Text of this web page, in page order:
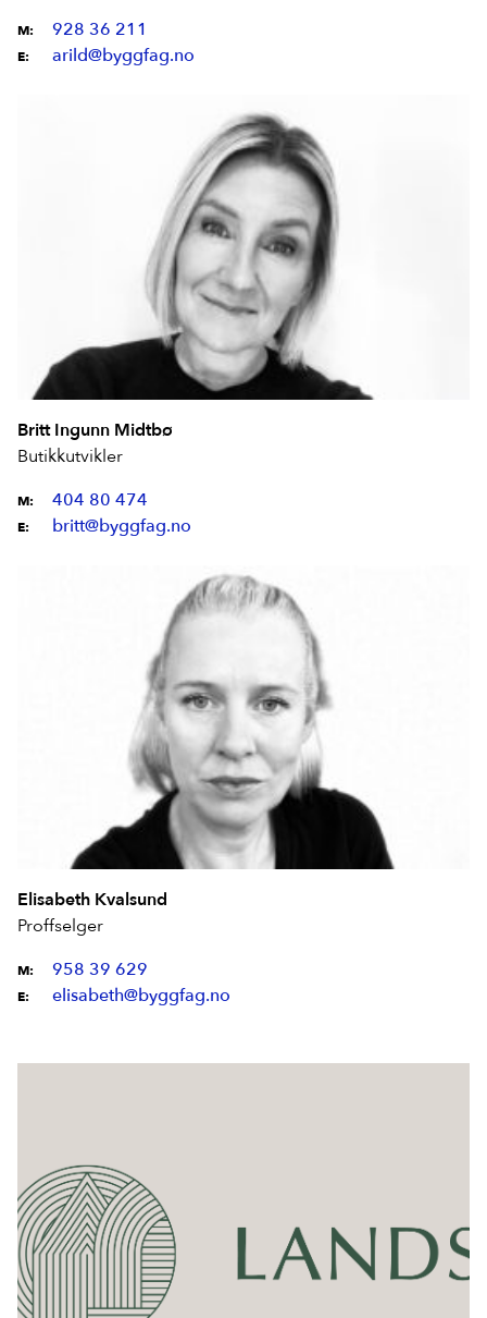
M: 928 36 211
E: arild@byggfag.no
Britt Ingunn Midtbø
Butikkutvikler
M: 404 80 474
E: britt@byggfag.no
Elisabeth Kvalsund
Proffselger
M: 958 39 629
E: elisabeth@byggfag.no